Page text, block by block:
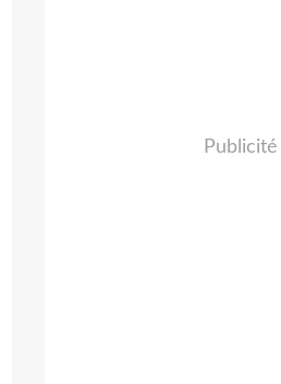
Publicité